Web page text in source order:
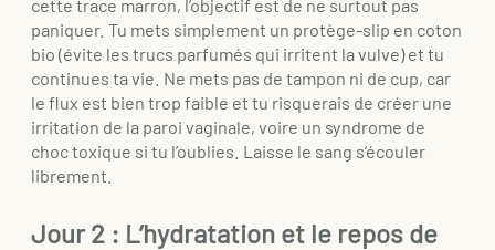
cette trace marron, l’objectif est de ne surtout pas
paniquer. Tu mets simplement un protège-slip en coton
bio (évite les trucs parfumés qui irritent la vulve) et tu
continues ta vie. Ne mets pas de tampon ni de cup, car
le flux est bien trop faible et tu risquerais de créer une
irritation de la paroi vaginale, voire un syndrome de
choc toxique si tu l’oublies. Laisse le sang s’écouler
librement.
Jour 2 : L’hydratation et le repos de